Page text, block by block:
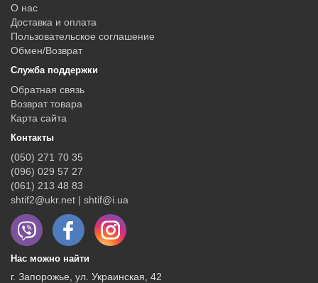
О нас
Доставка и оплата
Пользовательское соглашение
Обмен/Возврат
Служба поддержки
Обратная связь
Возврат товара
Карта сайта
Контакты
(050) 271 70 35
(096) 029 57 27
(061) 213 48 83
shtif2@ukr.net | shtif@i.ua
Нас можно найти
г. Запорожье, ул. Украинская, 42